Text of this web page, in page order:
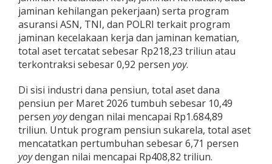
jaminan kehilangan pekerjaan) serta program
asuransi ASN, TNI, dan POLRI terkait program
jaminan kecelakaan kerja dan jaminan kematian,
total aset tercatat sebesar Rp218,23 triliun atau
terkontraksi sebesar 0,92 persen yoy.
Di sisi industri dana pensiun, total aset dana
pensiun per Maret 2026 tumbuh sebesar 10,49
persen yoydengan nilai mencapai Rp1.684,89
triliun. Untuk program pensiun sukarela, total aset
mencatatkan pertumbuhan sebesar 6,71 persen
yoydengan nilai mencapai Rp408,82 triliun.